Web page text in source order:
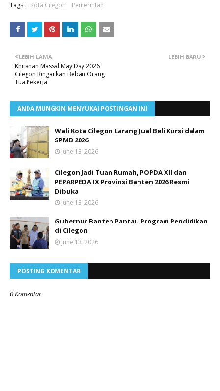
Tags: Kota Cilegon Pemerintah
LEBIH BARU
LEBIH LAMA
Khitanan Massal May Day 2026
Cilegon Ringankan Beban Orang
Tua Pekerja
ANDA MUNGKIN MENYUKAI POSTINGAN INI
Wali Kota Cilegon Larang Jual Beli Kursi dalam
SPMB 2026
June 13, 2026
Cilegon Jadi Tuan Rumah, POPDA XII dan
PEPARPEDA IX Provinsi Banten 2026 Resmi
Dibuka
June 13, 2026
Gubernur Banten Pantau Program Pendidikan
di Cilegon
June 13, 2026
POSTING KOMENTAR
0 Komentar